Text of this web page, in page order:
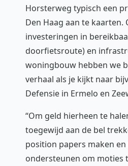
Horsterweg typisch een
Den Haag aan te kaarten.
investeringen in
doorfietsroute) en
woningbouw hebben we
verhaal als je kijkt naar
Defensie in Ermelo en
“Om geld hierheen te
toegewijd aan de bel
position papers maken
ondersteunen om moties